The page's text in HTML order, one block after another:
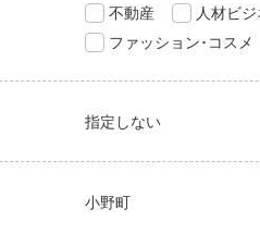
不動産
人材ビジ
ファッション･コスメ
指定しない
小野町